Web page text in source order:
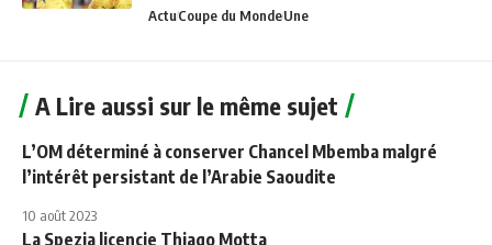
ActuCoupe du MondeUne
A Lire aussi sur le même sujet
L’OM déterminé à conserver Chancel Mbemba malgré
l’intérêt persistant de l’Arabie Saoudite
10 août 2023
La Spezia licencie Thiago Motta